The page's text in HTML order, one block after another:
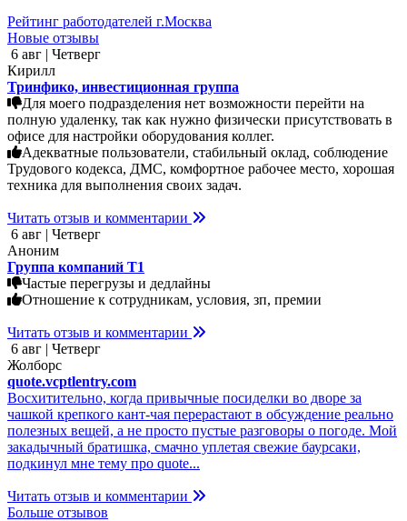
Рейтинг работодателей г.Москва
Новые отзывы
6 авг | Четверг
Кирилл
Тринфико, инвестиционная группа
Для моего подразделения нет возможности перейти на
полную удаленку, так как нужно физически присутствовать в
офисе для настройки оборудования коллег.
Адекватные пользователи, стабильный оклад, соблюдение
Трудового кодекса, ДМС, комфортное рабочее место, хорошая
техника для выполнения своих задач.
Читать отзыв и комментарии
6 авг | Четверг
Аноним
Группа компаний Т1
Частые перегрузы и дедлайны
Отношение к сотрудникам, условия, зп, премии
Читать отзыв и комментарии
6 авг | Четверг
Жолборс
quote.vcptlentry.com
Восхитительно, когда привычные посиделки во дворе за
чашкой крепкого кант-чая перерастают в обсуждение реально
полезных вещей, а не просто пустые разговоры о погоде. Мой
закадычный братишка, смачно уплетая свежие баурсаки,
подкинул мне тему про quote...
Читать отзыв и комментарии
Больше отзывов